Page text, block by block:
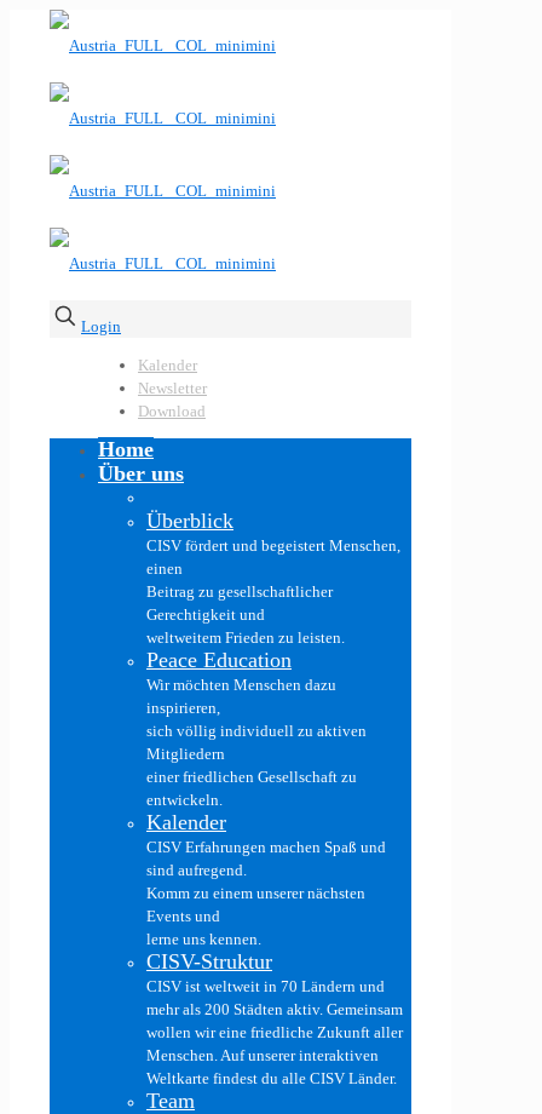
Login
Kalender
Newsletter
Download
Home
Über uns
Überblick
CISV fördert und begeistert Menschen,
einen
Beitrag zu gesellschaftlicher
Gerechtigkeit und
weltweitem Frieden zu leisten.
Peace Education
Wir möchten Menschen dazu
inspirieren,
sich völlig individuell zu aktiven
Mitgliedern
einer friedlichen Gesellschaft zu
entwickeln.
Kalender
CISV Erfahrungen machen Spaß und
sind aufregend.
Komm zu einem unserer nächsten
Events und
lerne uns kennen.
CISV-Struktur
CISV ist weltweit in 70 Ländern und
mehr als 200 Städten aktiv. Gemeinsam
wollen wir eine friedliche Zukunft aller
Menschen. Auf unserer interaktiven
Weltkarte findest du alle CISV Länder.
Team